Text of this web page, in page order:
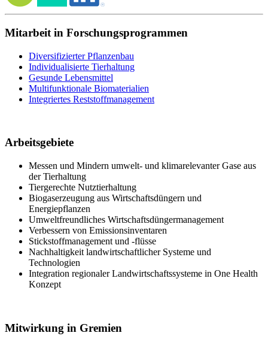
Mitarbeit in Forschungsprogrammen
Diversifizierter Pflanzenbau
Individualisierte Tierhaltung
Gesunde Lebensmittel
Multifunktionale Biomaterialien
Integriertes Reststoffmanagement
Arbeitsgebiete
Messen und Mindern umwelt- und klimarelevanter Gase aus
der Tierhaltung
Tiergerechte Nutztierhaltung
Biogaserzeugung aus Wirtschaftsdüngern und
Energiepflanzen
Umweltfreundliches Wirtschaftsdüngermanagement
Verbessern von Emissionsinventaren
Stickstoffmanagement und -flüsse
Nachhaltigkeit landwirtschaftlicher Systeme und
Technologien
Integration regionaler Landwirtschaftssysteme in One Health
Konzept
Mitwirkung in Gremien